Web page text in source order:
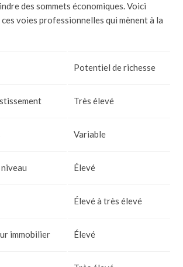
des sommets économiques. Voici
voies professionnelles qui mènent à la
Potentiel de richesse
Très élevé
Variable
Élevé
Élevé à très élevé
immobilier Élevé